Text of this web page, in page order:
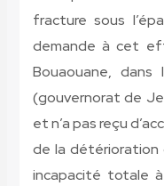
fracture sous
demande à cet
Bouaouane,
(gouvernorat de
et n’a pas reçu
de la
incapacité totale